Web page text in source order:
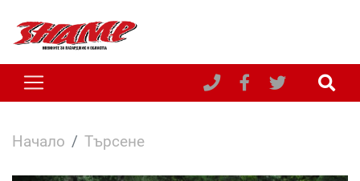
Начало Търсене